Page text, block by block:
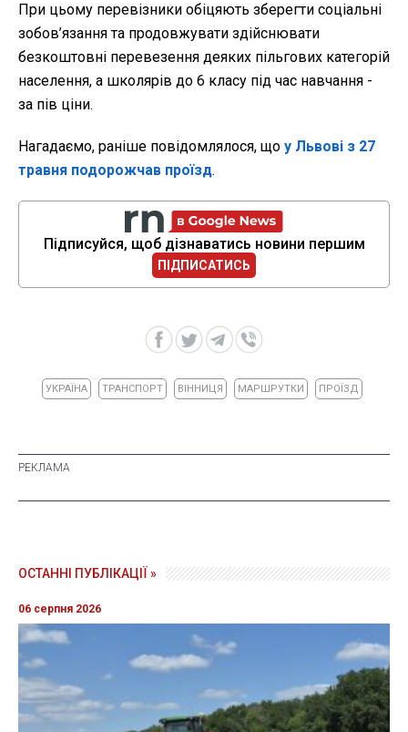
При цьому перевізники обіцяють зберегти соціальні
зобов’язання та продовжувати здійснювати
безкоштовні перевезення деяких пільгових категорій
населення, а школярів до 6 класу під час навчання -
за пів ціни.
Нагадаємо, раніше повідомлялося, що у Львові з 27
травня подорожчав проїзд.
Підписуйся, щоб дізнаватись новини першим
ПІДПИСАТИСЬ
УКРАЇНА ТРАНСПОРТ ВІННИЦЯ МАРШРУТКИ ПРОЇЗД
ОСТАННІ ПУБЛІКАЦІЇ »
06 серпня 2026